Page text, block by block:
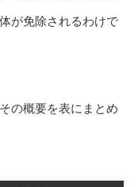
が免除されるわけで
の概要を表にまとめ